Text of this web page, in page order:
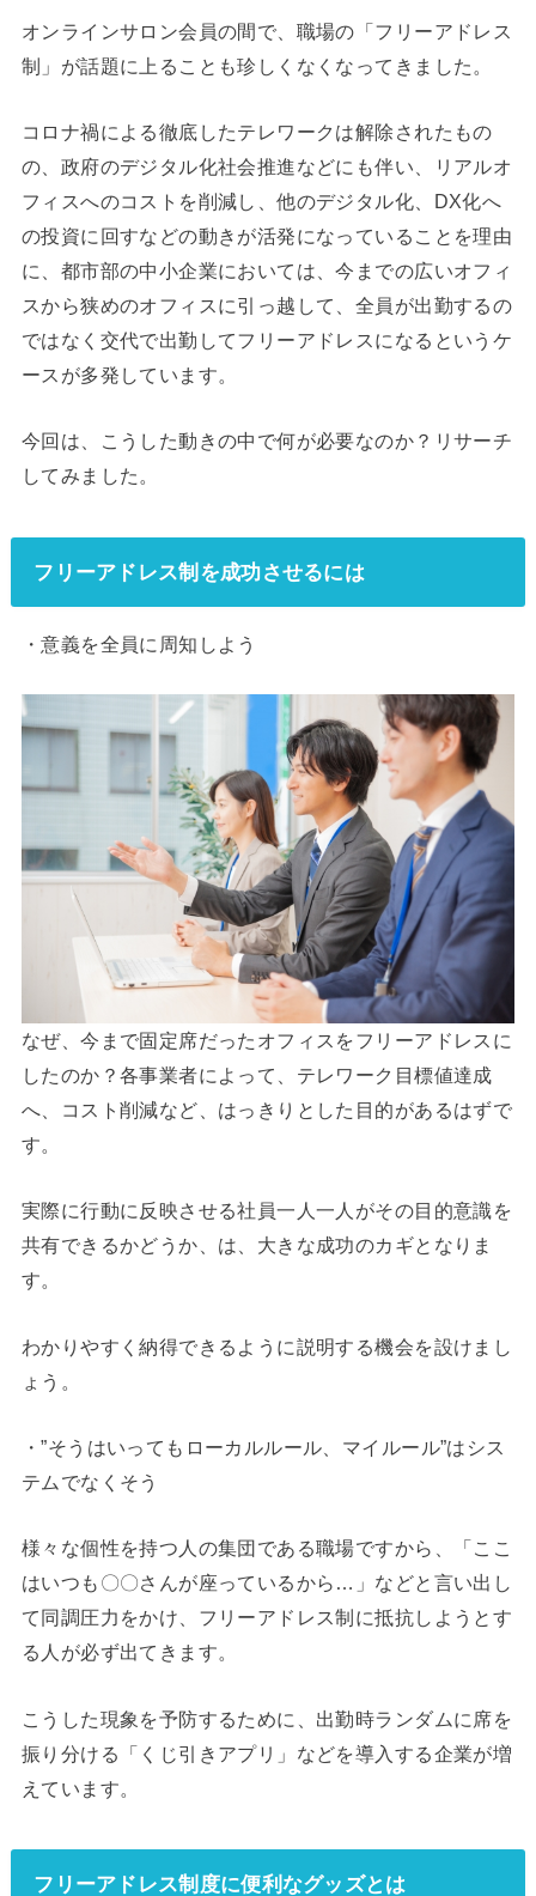
オンラインサロン会員の間で、職場の「フリーアドレス
制」が話題に上ることも珍しくなくなってきました。
コロナ禍による徹底したテレワークは解除されたもの
の、政府のデジタル化社会推進などにも伴い、リアルオ
フィスへのコストを削減し、他のデジタル化、DX化へ
の投資に回すなどの動きが活発になっていることを理由
に、都市部の中小企業においては、今までの広いオフィ
スから狭めのオフィスに引っ越して、全員が出勤するの
ではなく交代で出勤してフリーアドレスになるというケ
ースが多発しています。
今回は、こうした動きの中で何が必要なのか？リサーチ
してみました。
フリーアドレス制を成功させるには
・意義を全員に周知しよう
なぜ、今まで固定席だったオフィスをフリーアドレスに
したのか？各事業者によって、テレワーク目標値達成
へ、コスト削減など、はっきりとした目的があるはずで
す。
実際に行動に反映させる社員一人一人がその目的意識を
共有できるかどうか、は、大きな成功のカギとなりま
す。
わかりやすく納得できるように説明する機会を設けまし
ょう。
・”そうはいってもローカルルール、マイルール”はシス
テムでなくそう
様々な個性を持つ人の集団である職場ですから、「ここ
はいつも〇〇さんが座っているから…」などと言い出し
て同調圧力をかけ、フリーアドレス制に抵抗しようとす
る人が必ず出てきます。
こうした現象を予防するために、出勤時ランダムに席を
振り分ける「くじ引きアプリ」などを導入する企業が増
えています。
フリーアドレス制度に便利なグッズとは